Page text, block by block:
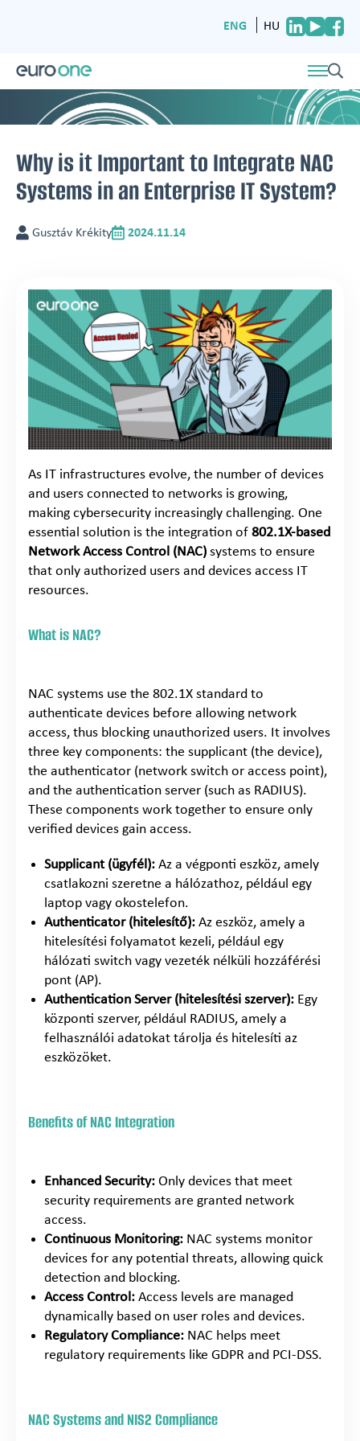
ENG HU
Why is it Important to Integrate NAC
Systems in an Enterprise IT System?
Gusztáv Krékity 2024.11.14
As IT infrastructures evolve, the number of devices
and users connected to networks is growing,
making cybersecurity increasingly challenging. One
essential solution is the integration of 802.1X-based
Network Access Control (NAC) systems to ensure
that only authorized users and devices access IT
resources.
What is NAC?
NAC systems use the 802.1X standard to
authenticate devices before allowing network
access, thus blocking unauthorized users. It involves
three key components: the supplicant (the device),
the authenticator (network switch or access point),
and the authentication server (such as RADIUS).
These components work together to ensure only
verified devices gain access.
Supplicant (ügyfél): Az a végponti eszköz, amely
csatlakozni szeretne a hálózathoz, például egy
laptop vagy okostelefon.
Authenticator (hitelesítő): Az eszköz, amely a
hitelesítési folyamatot kezeli, például egy
hálózati switch vagy vezeték nélküli hozzáférési
pont (AP).
Authentication Server (hitelesítési szerver): Egy
központi szerver, például RADIUS, amely a
felhasználói adatokat tárolja és hitelesíti az
eszközöket.
Benefits of NAC Integration
Enhanced Security: Only devices that meet
security requirements are granted network
access.
Continuous Monitoring: NAC systems monitor
devices for any potential threats, allowing quick
detection and blocking.
Access Control: Access levels are managed
dynamically based on user roles and devices.
Regulatory Compliance: NAC helps meet
regulatory requirements like GDPR and PCI-DSS.
NAC Systems and NIS2 Compliance